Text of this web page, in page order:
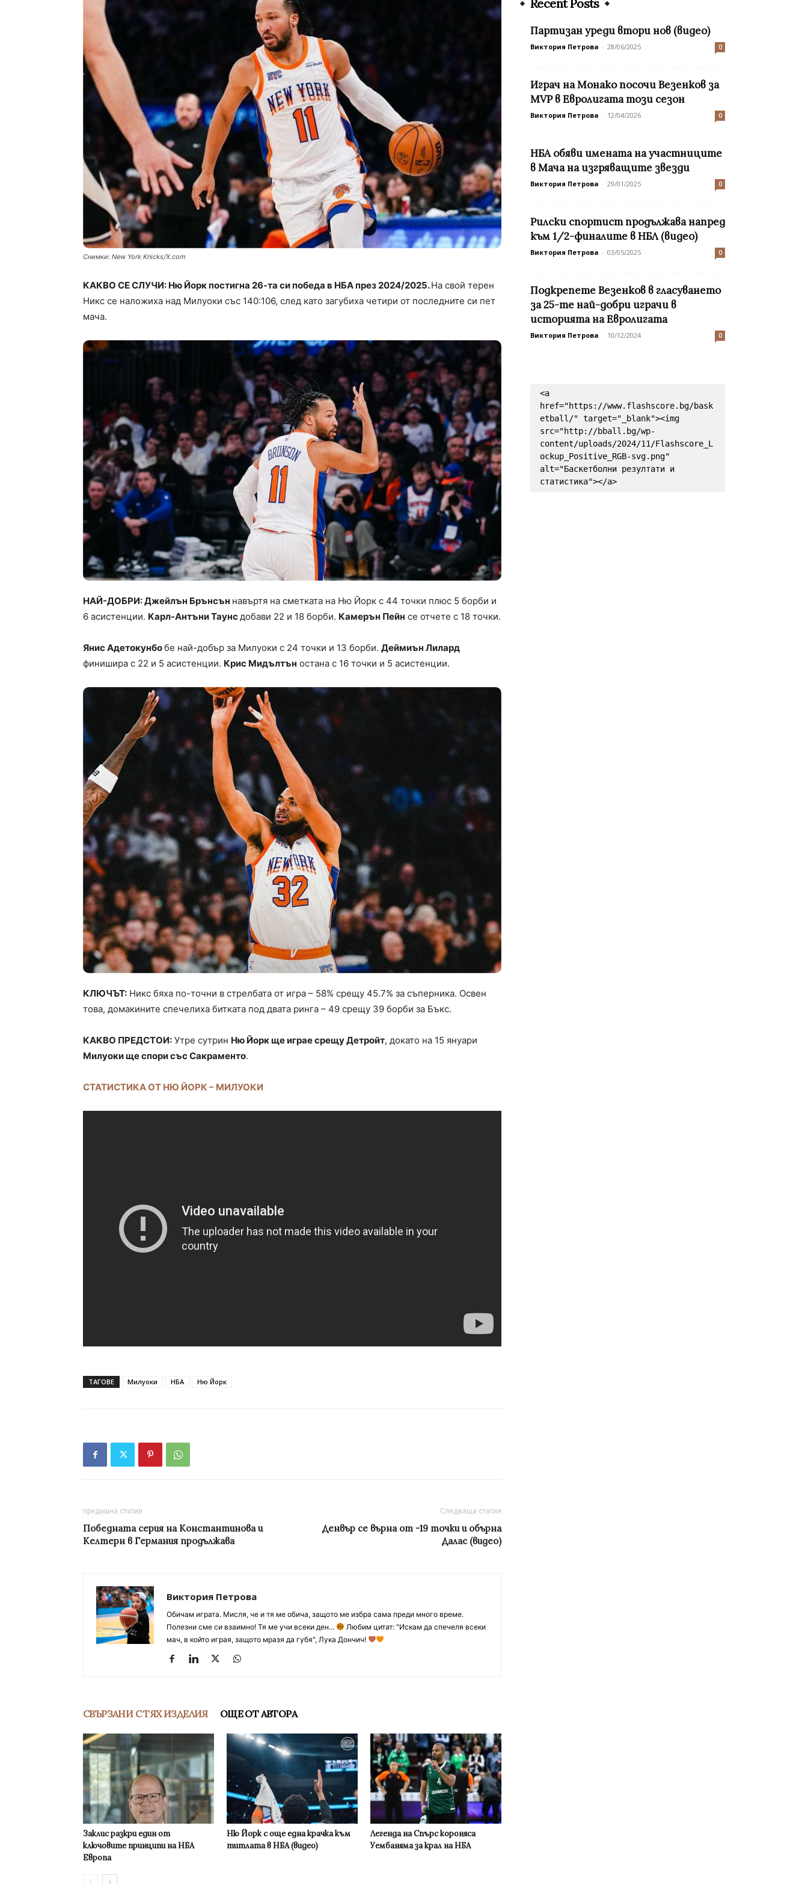
Снимки: New York Knicks/X.com
КАКВО СЕ СЛУЧИ: Ню Йорк постигна 26-та си победа в НБА през 2024/2025.На свой терен
Никс се наложиха над Милуоки със 140:106, след като загубиха четири от последните си пет
мача.
НАЙ-ДОБРИ: Джейлън Брънсън навъртя на сметката на Ню Йорк с 44 точки плюс 5 борби и
6 асистенции. Карл-Антъни Таунсдобави 22 и 18 борби. Камерън Пейн се отчете с 18 точки.
Янис Адетокунбобе най-добър за Милуоки с 24 точки и 13 борби. Деймиън Лилард
финишира с 22 и 5 асистенции. Крис Мидълтън остана с 16 точки и 5 асистенции.
КЛЮЧЪТ: Никс бяха по-точни в стрелбата от игра – 58% срещу 45.7% за съперника. Освен
това, домакините спечелиха битката под двата ринга – 49 срещу 39 борби за Бъкс.
КАКВО ПРЕДСТОИ: Утре сутрин Ню Йорк ще играе срещу Детройт, докато на 15 януари
Милуоки ще спори със Сакраменто.
СТАТИСТИКА ОТ НЮ ЙОРК – МИЛУОКИ
ТАГОВЕ Милуоки НБА Ню Йорк
предишна статия
Победната серия на Константинова и
Келтерн в Германия продължава
Следваща статия
Денвър се върна от -19 точки и обърна
Далас (видео)
Виктория Петрова
Обичам играта. Мисля, че и тя ме обича, защото ме избра сама преди много време.
Полезни сме си взаимно! Тя ме учи всеки ден...
Любим цитат: "Искам да спечеля всеки
мач, в който играя, защото мразя да губя", Лука Дончич!
СВЪРЗАНИ С ТЯХ ИЗДЕЛИЯ ОЩЕ ОТ АВТОРА
Заклис разкри един от
ключовите принципи на НБА
Европа
Ню Йорк с още една крачка към
титлата в НБА (видео)
Легенда на Спърс короняса
Уембаняма за крал на НБА
Recent Posts
Партизан уреди втори нов (видео)
Виктория Петрова - 28/06/2025 0
Играч на Монако посочи Везенков за
MVP в Евролигата този сезон
Виктория Петрова - 12/04/2026 0
НБА обяви имената на участниците
в Мача на изгряващите звезди
Виктория Петрова - 29/01/2025 0
Рилски спортист продължава напред
към 1/2-финалите в НБЛ (видео)
Виктория Петрова - 03/05/2025 0
Подкрепете Везенков в гласуването
за 25-те най-добри играчи в
историята на Евролигата
Виктория Петрова - 10/12/2024 0
<a
href="https://www.flashscore.bg/bask
etball/" target="_blank"><img
src="http://bball.bg/wp-
content/uploads/2024/11/Flashscore_L
ockup_Positive_RGB-svg.png"
alt="Баскетболни резултати и
статистика"></a>